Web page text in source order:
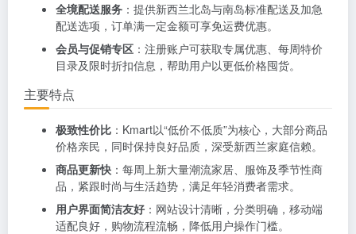
全境配送服务 ：提供新西兰北岛与南岛标准配送及加急
配送选项，订单满一定金额可享免运费优惠。
会员与促销专区 ：注册账户可获取专属优惠、每周特价
目录及限时折扣信息，帮助用户以更低价格囤货。
主要特点
极致性价比 ：Kmart以“低价不低质”为核心，大部分商品
价格亲民，同时保持良好品质，深受新西兰家庭信赖。
商品更新快 ：每周上新大量潮流家居、服饰及季节性商
品，紧跟时尚与生活趋势，满足年轻消费者需求。
用户界面简洁友好 ：网站设计清晰，分类明确，移动端
适配良好，购物流程流畅，降低用户操作门槛。